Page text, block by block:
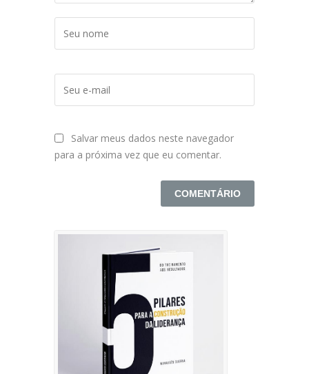
Salvar meus dados neste navegador
para a próxima vez que eu comentar.